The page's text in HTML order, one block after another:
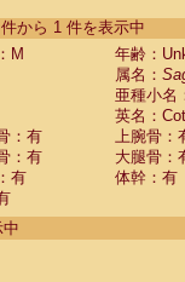
labiatus(0)
leucopus (0)
nigricollis (0)
oedipus
weddelli
spp.
から 1 件を表示中
M
年齢：
属名：
亜種小名
英名：
：有
上腕骨：
：有
大腿骨：
有
体幹：有